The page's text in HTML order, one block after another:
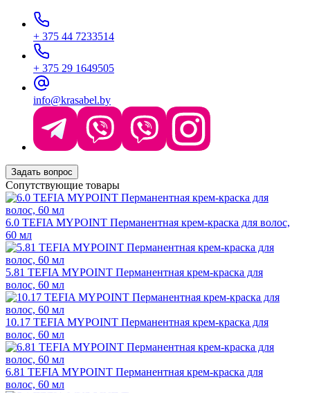
+ 375 44 7233514
+ 375 29 1649505
info@krasabel.by
Задать вопрос
Сопутствующие товары
6.0 TEFIA MYPOINT Перманентная крем-краска для волос,
60 мл
5.81 TEFIA MYPOINT Перманентная крем-краска для
волос, 60 мл
10.17 TEFIA MYPOINT Перманентная крем-краска для
волос, 60 мл
6.81 TEFIA MYPOINT Перманентная крем-краска для
волос, 60 мл